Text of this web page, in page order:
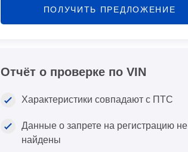
ПОЛУЧИТЬ ПРЕДЛОЖЕНИЕ
Отчёт о проверке по VIN
Характеристики совпадают с ПТС
Данные о запрете на регистрацию не
найдены